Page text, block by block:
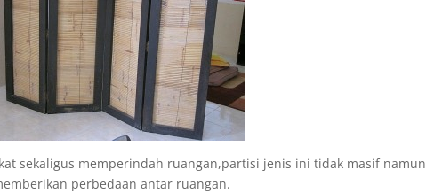
sekaligus memperindah ruangan,partisi jenis ini tidak masif namun
perbedaan antar ruangan.